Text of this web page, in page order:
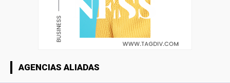
AGENCIAS ALIADAS